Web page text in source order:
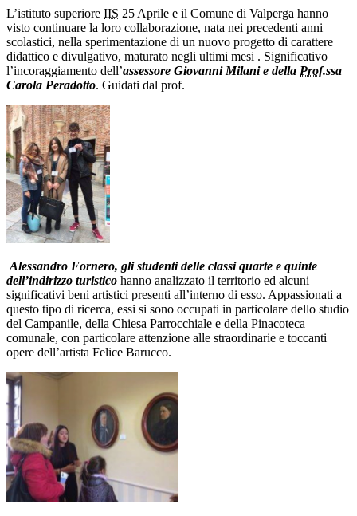
L’istituto superiore IIS 25 Aprile e il Comune di Valperga hanno
visto continuare la loro collaborazione, nata nei precedenti anni
scolastici, nella sperimentazione di un nuovo progetto di carattere
didattico e divulgativo, maturato negli ultimi mesi . Significativo
l’incoraggiamento dell’assessore Giovanni Milani e della Prof.ssa
Carola Peradotto. Guidati dal prof.
Alessandro Fornero, gli studenti delle classi quarte e quinte
dell’indirizzo turistico hanno analizzato il territorio ed alcuni
significativi beni artistici presenti all’interno di esso. Appassionati a
questo tipo di ricerca, essi si sono occupati in particolare dello studio
del Campanile, della Chiesa Parrocchiale e della Pinacoteca
comunale, con particolare attenzione alle straordinarie e toccanti
opere dell’artista Felice Barucco.